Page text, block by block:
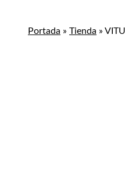
Portada » Tienda »